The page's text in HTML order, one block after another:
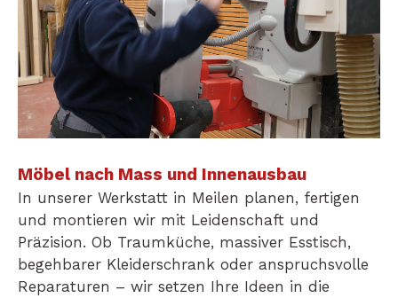
Möbel nach Mass und Innenausbau
In unserer Werkstatt in Meilen planen, fertigen
und montieren wir mit Leidenschaft und
Präzision. Ob Traumküche, massiver Esstisch,
begehbarer Kleiderschrank oder anspruchsvolle
Reparaturen – wir setzen Ihre Ideen in die